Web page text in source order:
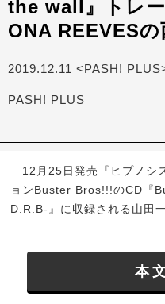
the wall』トレ
ONA REEVESの
2019.12.11 <PASH!
PASH! PLUS
12月25日発売『ヒプノシ
ョンBuster Bros!!!のCD『
D.R.B-』に収録される山田
本